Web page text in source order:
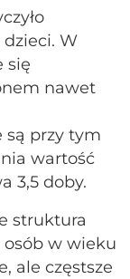
dzieci. W
się
nawet
są przy tym
wartość
3,5 doby.
struktura
osób w wieku
ale częstsze